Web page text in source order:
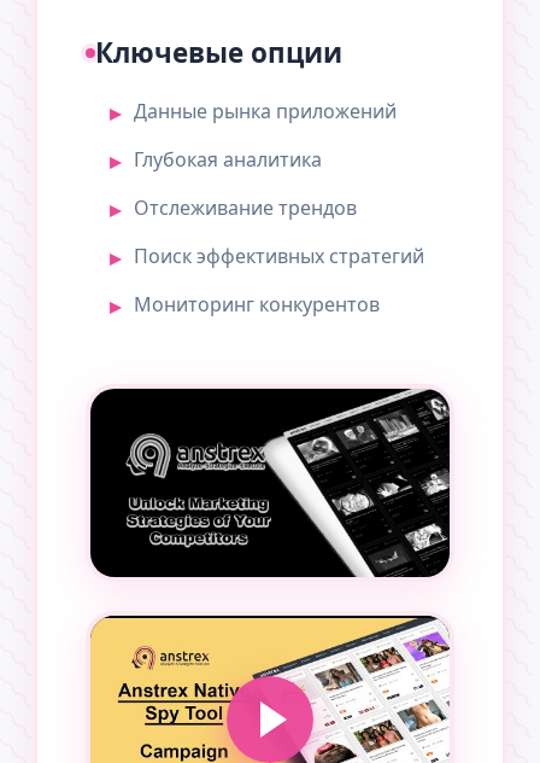
Ключевые опции
Данные рынка приложений
Глубокая аналитика
Отслеживание трендов
Поиск эффективных стратегий
Мониторинг конкурентов